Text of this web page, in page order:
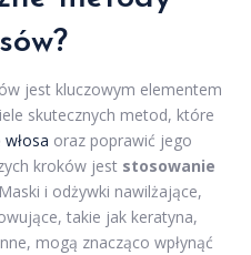
jest kluczowym elementem
skutecznych metod, które
włosa oraz poprawić jego
kroków jest stosowanie
i odżywki nawilżające,
takie jak keratyna,
mogą znacząco wpłynąć